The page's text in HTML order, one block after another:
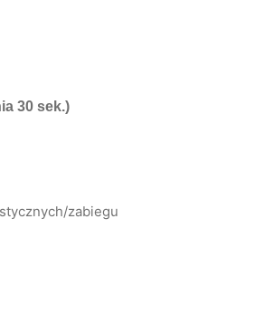
30 sek.)
zabiegu